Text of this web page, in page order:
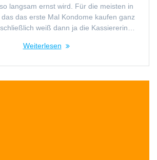
langsam ernst wird. Für die meisten in
das erste Mal Kondome kaufen ganz
weiß dann ja die Kassiererin…
Weiterlesen